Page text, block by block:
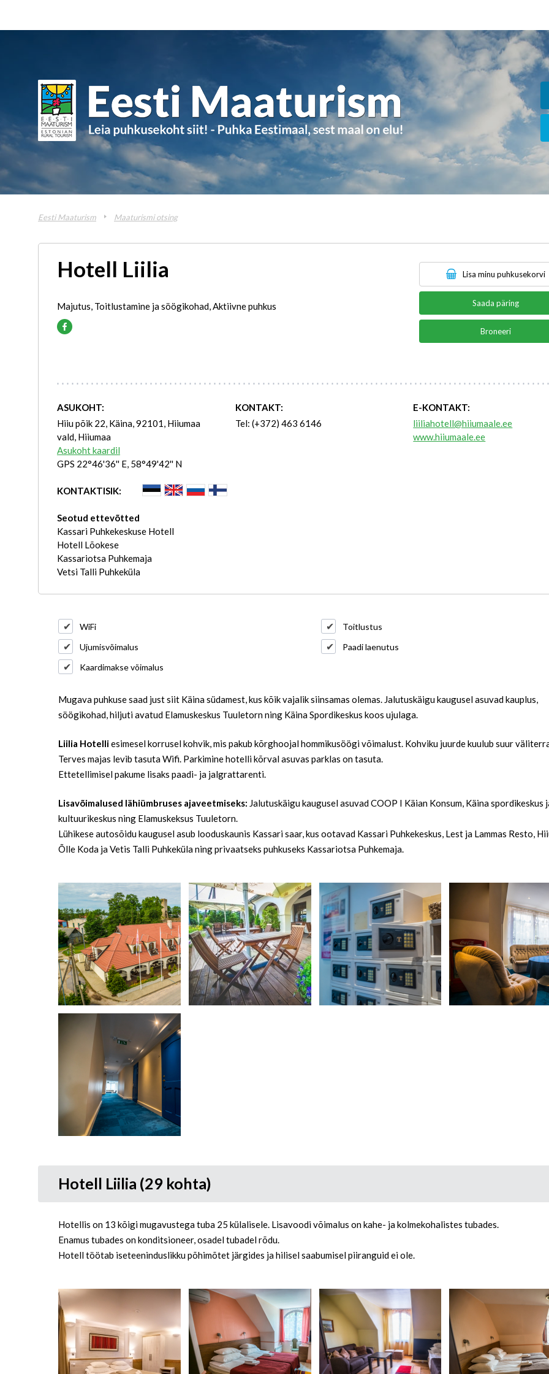
Eesti Maaturism Maaturismi otsing
Hotell Liilia
Majutus, Toitlustamine ja söögikohad, Aktiivne puhkus
Lisa minu puhkusekorvi
Saada päring
Broneeri
ASUKOHT:
Hiiu põik 22, Käina, 92101, Hiiumaa
vald, Hiiumaa
Asukoht kaardil
GPS 22°46'36'' E, 58°49'42'' N
KONTAKT:
Tel: (+372) 463 6146
E-KONTAKT:
liiliahotell@hiiumaale.ee
www.hiiumaale.ee
KONTAKTISIK:
Seotud ettevõtted
Kassari Puhkekeskuse Hotell
Hotell Lõokese
Kassariotsa Puhkemaja
Vetsi Talli Puhkeküla
WiFi
Toitlustus
Ujumisvõimalus
Paadi laenutus
Kaardimakse võimalus
Mugava puhkuse saad just siit Käina südamest, kus kõik vajalik siinsamas olemas. Jalutuskäigu kaugusel asuvad kauplus,
söögikohad, hiljuti avatud Elamuskeskus Tuuletorn ning Käina Spordikeskus koos ujulaga.
Liilia Hotelliesimesel korrusel kohvik, mis pakub kõrghoojal hommikusöögi võimalust. Kohviku juurde kuulub suur
Terves majas levib tasuta Wifi. Parkimine hotelli kõrval asuvas parklas on tasuta.
Ettetellimisel pakume lisaks paadi- ja jalgrattarenti.
Lisavõimalused lähiümbruses ajaveetmiseks: Jalutuskäigu kaugusel asuvad COOP I Käian Konsum, Käina spordikeskus
kultuurikeskus ning Elamuskeksus Tuuletorn.
Lühikese autosõidu kaugusel asub looduskaunis Kassari saar, kus ootavad Kassari Puhkekeskus, Lest ja Lammas Resto,
Õlle Koda ja Vetis Talli Puhkeküla ning privaatseks puhkuseks Kassariotsa Puhkemaja.
Hotell Liilia (29 kohta)
Hotellis on 13 kõigi mugavustega tuba 25 külalisele. Lisavoodi võimalus on kahe- ja kolmekohalistes tubades.
Enamus tubades on konditsioneer, osadel tubadel rõdu.
Hotell töötab iseteeninduslikku põhimõtet järgides ja hilisel saabumisel piiranguid ei ole.